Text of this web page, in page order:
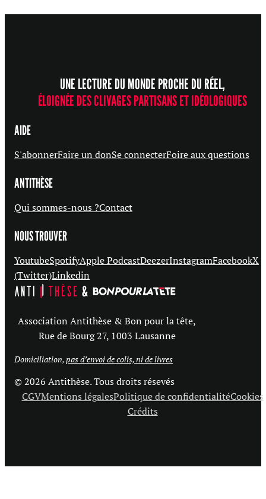
UNE LECTURE DU MONDE PROCHE DU RÉEL,
ÉLOIGNÉE DES CLIVAGES PARTISANS ET IDÉOLOGIQUES
AIDE
S'abonnerFaire un donSe connecterFoire aux questions
ANTITHÈSE
Qui sommes-nous ?Contact
NOUS TROUVER
YoutubeSpotifyApple PodcastDeezerInstagramFacebookX
(Twitter)Linkedin
Association Antithèse & Bon pour la tête,
Rue de Bourg 27, 1003 Lausanne
Domiciliation, pas d’envoi de colis, ni de livres
© 2026 Antithèse. Tous droits résevés
CGVMentions légalesPolitique de confidentialitéCookies
Crédits